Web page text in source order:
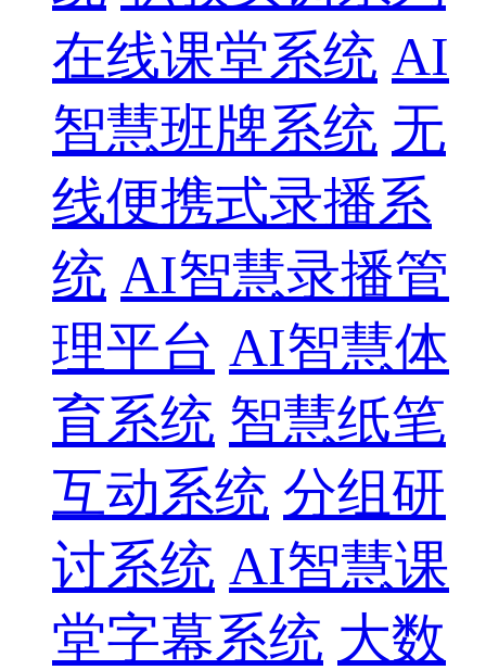
在线课堂系统 AI
智慧班牌系统 无
线便携式录播系
统 AI智慧录播管
理平台 AI智慧体
育系统 智慧纸笔
互动系统 分组研
讨系统 AI智慧课
堂字幕系统 大数